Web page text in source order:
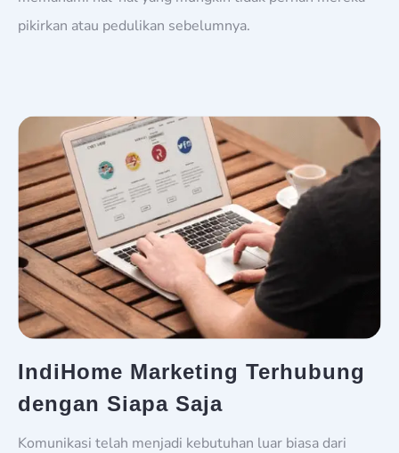
pikirkan atau pedulikan sebelumnya.
IndiHome Marketing Terhubung
dengan Siapa Saja
Komunikasi telah menjadi kebutuhan luar biasa dari